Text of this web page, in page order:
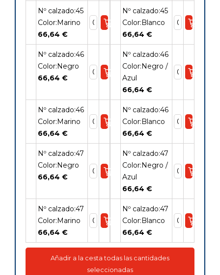
Nº calzado:45
Color:Marino
66,64 €
Nº calzado:45
Color:Blanco
66,64 €
Nº calzado:46
Color:Negro
66,64 €
Nº calzado:46
Color:Negro /
Azul
66,64 €
Nº calzado:46
Color:Marino
66,64 €
Nº calzado:46
Color:Blanco
66,64 €
Nº calzado:47
Color:Negro
66,64 €
Nº calzado:47
Color:Negro /
Azul
66,64 €
Nº calzado:47
Color:Marino
66,64 €
Nº calzado:47
Color:Blanco
66,64 €
Añadir a la cesta todas las cantidades
seleccionadas